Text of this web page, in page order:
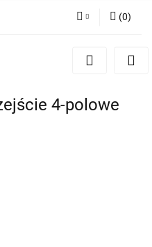
Zaloguj się
(0)
4-polowe